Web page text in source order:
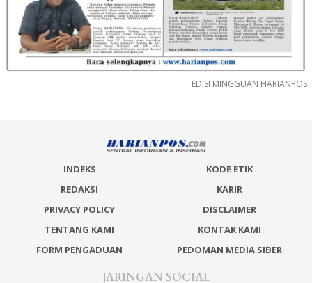
EDISI MINGGUAN HARIANPOS
INDEKS
KODE ETIK
REDAKSI
KARIR
PRIVACY POLICY
DISCLAIMER
TENTANG KAMI
KONTAK KAMI
FORM PENGADUAN
PEDOMAN MEDIA SIBER
JARINGAN SOCIAL